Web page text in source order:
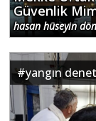
Güvenlik
hasan hüseyin
#yangın